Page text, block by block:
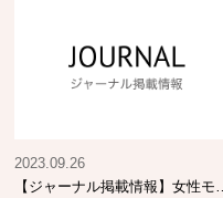
【ジャーナル掲載情報】女性モー
2023.09.26